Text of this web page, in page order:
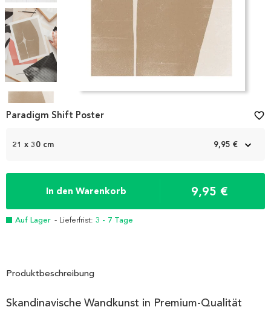
1
21 x 30 cm 9,95 €
In den Warenkorb 9,95 €
Auf Lager - Lieferfrist: 3 - 7 Tage
Paradigm Shift Poster favorite_border
Produktbeschreibung
Skandinavische Wandkunst in Premium-Qualität